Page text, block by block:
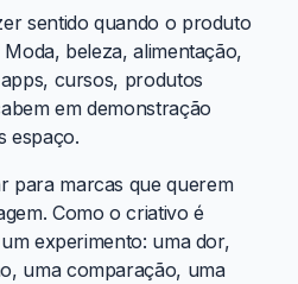
sentido quando o produto
beleza, alimentação,
cursos, produtos
em demonstração
espaço.
para marcas que querem
Como o criativo é
experimento: uma dor,
uma comparação, uma